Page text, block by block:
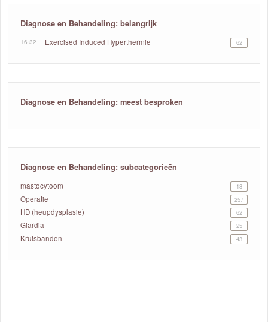
Diagnose en Behandeling: belangrijk
62
16:32 Exercised Induced Hyperthermie
Diagnose en Behandeling: meest besproken
Diagnose en Behandeling: subcategorieën
18
mastocytoom
257
Operatie
62
HD (heupdysplasie)
25
Giardia
43
Kruisbanden